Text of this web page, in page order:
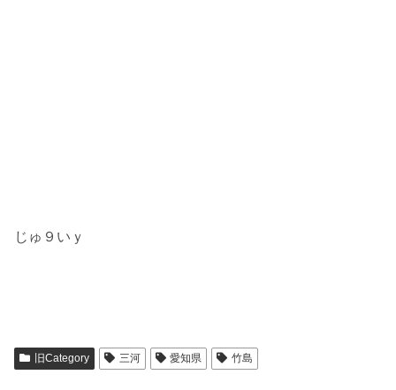
じゅ９いｙ
旧Category 三河 愛知県 竹島